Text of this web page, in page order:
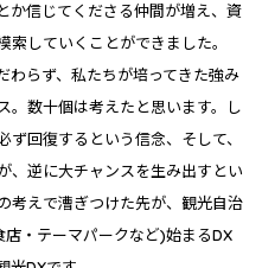
か信じてくださる仲間が増え、資
していくことができました。
わらず、私たちが培ってきた強み
。数十個は考えたと思います。し
回復するという信念、そして、
、逆に大チャンスを生み出すとい
考えで漕ぎつけた先が、観光自治
・テーマパークなど)始まるDX